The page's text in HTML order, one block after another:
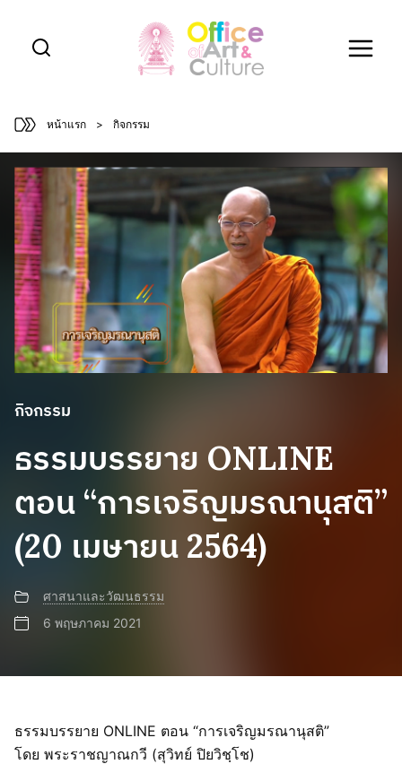
content
หน้าแรก > กิจกรรม
กิจกรรม
ธรรมบรรยาย ONLINE
ตอน “การเจริญมรณานุสติ”
(20 เมษายน 2564)
ศาสนาและวัฒนธรรม
6 พฤษภาคม 2021
ธรรมบรรยาย ONLINE ตอน “การเจริญมรณานุสติ”
โดย พระราชญาณกวี (สุวิทย์ ปิยวิชฺโช)